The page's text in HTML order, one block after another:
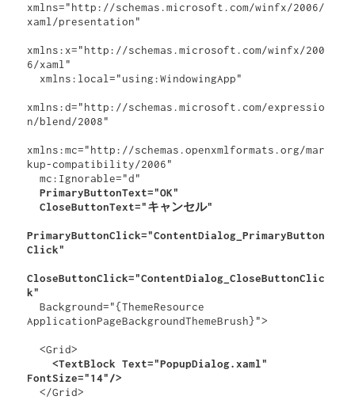
xmlns="http://schemas.microsoft.com/winfx/2006/
xaml/presentation"
xmlns:x="http://schemas.microsoft.com/winfx/200
6/xaml"
xmlns:d="http://schemas.microsoft.com/expressio
n/blend/2008"
xmlns:mc="http://schemas.openxmlformats.org/mar
kup-compatibility/2006"
  PrimaryButtonText="OK"
  CloseButtonText="キャンセル"
PrimaryButtonClick="ContentDialog_PrimaryButton
Click"
CloseButtonClick="ContentDialog_CloseButtonClic
k"
  Background="{ThemeResource
ApplicationPageBackgroundThemeBrush}">
  <Grid>
<TextBlock Text="PopupDialog.xaml"
FontSize="14"/>